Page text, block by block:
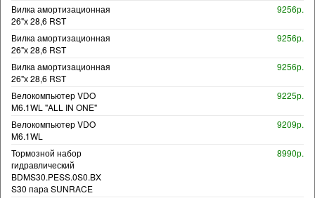
Вилка амортизационная
26"х 28,6 RST
9256р.
Вилка амортизационная
26"х 28,6 RST
9256р.
Вилка амортизационная
26"х 28,6 RST
9256р.
Велокомпьютер VDO
M6.1WL "ALL IN ONE"
9225р.
Велокомпьютер VDO
M6.1WL
9209р.
Тормозной набор
гидравлический
BDMS30.PESS.0S0.BX
S30 пара SUNRACE
8990р.